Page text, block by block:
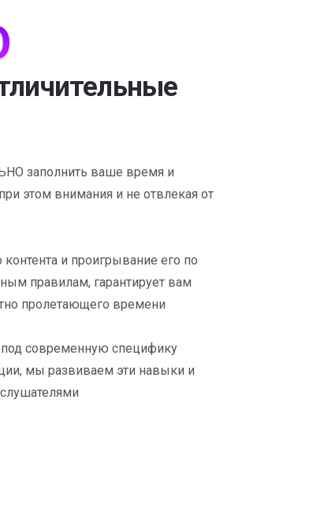
заполнить ваше время и
этом внимания и не отвлекая от
и проигрывание его по
правилам, гарантирует вам
пролетающего времени
под современную специфику
мы развиваем эти навыки и